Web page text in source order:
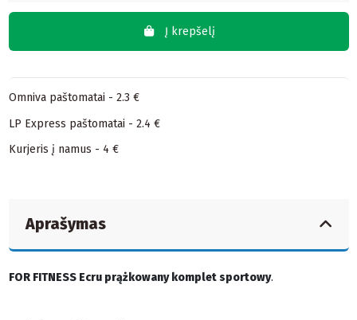
Į krepšelį
Omniva paštomatai - 2.3 €
LP Express paštomatai - 2.4 €
Kurjeris į namus - 4 €
Aprašymas
FOR FITNESS Ecru prążkowany komplet sportowy.